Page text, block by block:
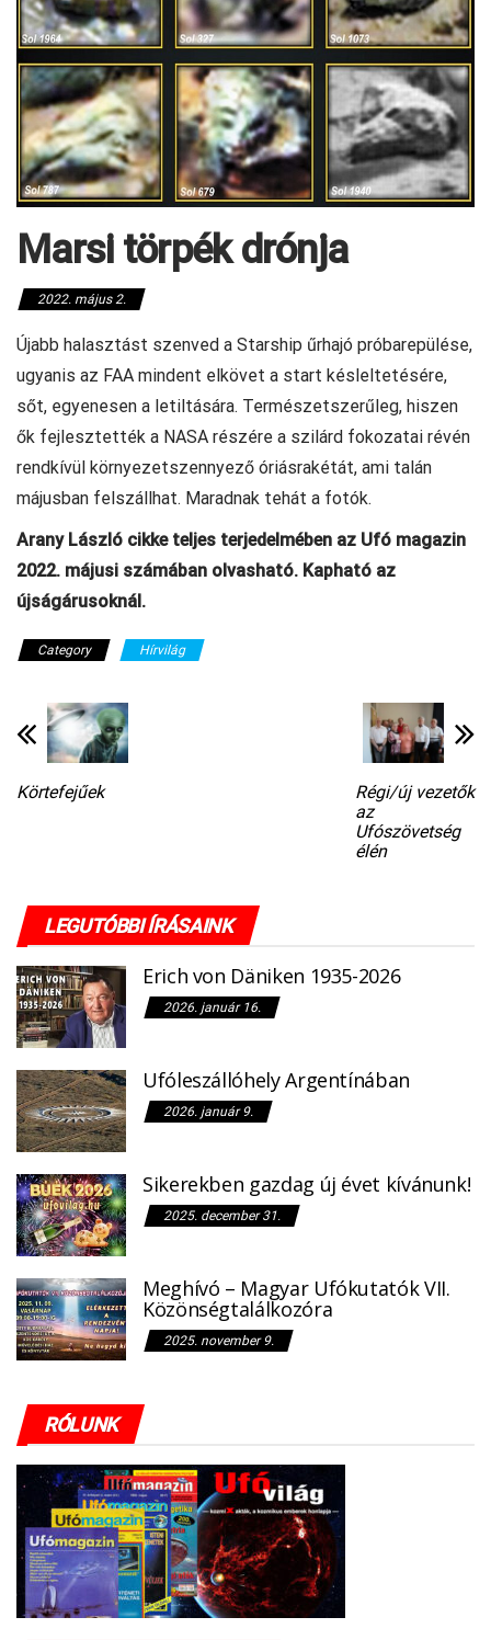
Marsi törpék drónja
2022. május 2.
Újabb halasztást szenved a Starship űrhajó próbarepülése,
ugyanis az FAA mindent elkövet a start késleltetésére,
sőt, egyenesen a letiltására. Természetszerűleg, hiszen
ők fejlesztették a NASA részére a szilárd fokozatai révén
rendkívül környezetszennyező óriásrakétát, ami talán
májusban felszállhat. Maradnak tehát a fotók.
Arany László cikke teljes terjedelmében az Ufó magazin
2022. májusi számában olvasható. Kapható az
újságárusoknál.
Category Hírvilág
Körtefejűek
Régi/új vezetők
az
Ufószövetség
élén
LEGUTÓBBI ÍRÁSAINK
Erich von Däniken 1935-2026
2026. január 16.
Ufóleszállóhely Argentínában
2026. január 9.
Sikerekben gazdag új évet kívánunk!
2025. december 31.
Meghívó – Magyar Ufókutatók VII.
Közönségtalálkozóra
2025. november 9.
RÓLUNK